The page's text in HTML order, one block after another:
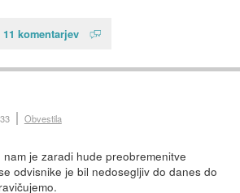
11 komentarjev
Obvestila
je zaradi hude preobremenitve
odvisnike je bil nedosegljiv do danes do